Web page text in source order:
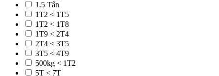
1.5 Tấn
1T2 < 1T5
1T2 < 1T8
1T9 < 2T4
2T4 < 3T5
3T5 < 4T9
500kg < 1T2
5T < 7T